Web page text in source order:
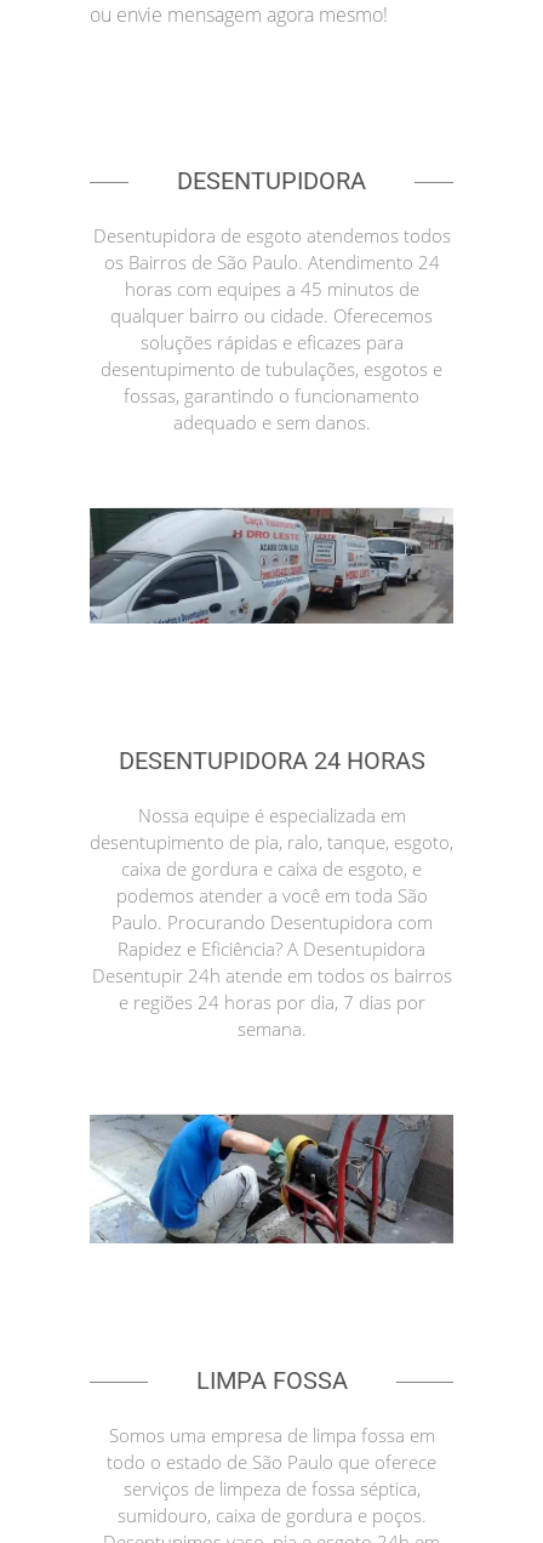
ou envie mensagem agora mesmo!
DESENTUPIDORA
Desentupidora de esgoto atendemos todos
os Bairros de São Paulo. Atendimento 24
horas com equipes a 45 minutos de
qualquer bairro ou cidade. Oferecemos
soluções rápidas e eficazes para
desentupimento de tubulações, esgotos e
fossas, garantindo o funcionamento
adequado e sem danos.
DESENTUPIDORA 24 HORAS
Nossa equipe é especializada em
desentupimento de pia, ralo, tanque, esgoto,
caixa de gordura e caixa de esgoto, e
podemos atender a você em toda São
Paulo. Procurando Desentupidora com
Rapidez e Eficiência? A Desentupidora
Desentupir 24h atende em todos os bairros
e regiões 24 horas por dia, 7 dias por
semana.
LIMPA FOSSA
Somos uma empresa de limpa fossa em
todo o estado de São Paulo que oferece
serviços de limpeza de fossa séptica,
sumidouro, caixa de gordura e poços.